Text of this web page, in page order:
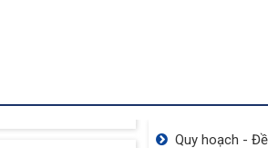
Quy hoạch -